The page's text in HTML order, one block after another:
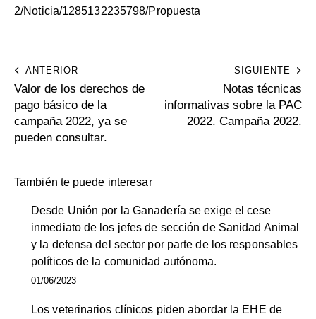
2/Noticia/1285132235798/Propuesta
ANTERIOR
Valor de los derechos de
pago básico de la
campaña 2022, ya se
pueden consultar.
SIGUIENTE
Notas técnicas
informativas sobre la PAC
2022. Campaña 2022.
También te puede interesar
Desde Unión por la Ganadería se exige el cese
inmediato de los jefes de sección de Sanidad Animal
y la defensa del sector por parte de los responsables
políticos de la comunidad autónoma.
01/06/2023
Los veterinarios clínicos piden abordar la EHE de